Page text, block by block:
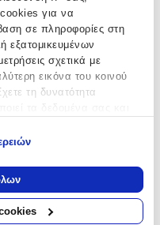
για να
σε πληροφορίες στη
εξατομικευμένων
σχετικά με
εικόνα του κοινού
τη δυνατότητα
με τη γεωγραφική
είναι ακριβείς σε
σας σαρώνοντας ενεργά